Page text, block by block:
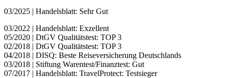
03/2025 | Handelsblatt: Sehr Gut
03/2022 | Handelsblatt: Exzellent
05/2020 | DtGV Qualitätstest: TOP 3
02/2018 | DtGV Qualitätstest: TOP 3
04/2018 | DISQ: Beste Reiseversicherung Deutschlands
03/2018 | Stiftung Warentest/Finanztest: Gut
07/2017 | Handelsblatt: TravelProtect: Testsieger